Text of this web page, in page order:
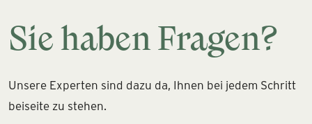
Sie haben Fragen?
Unsere Experten sind dazu da, Ihnen bei jedem Schritt
beiseite zu stehen.